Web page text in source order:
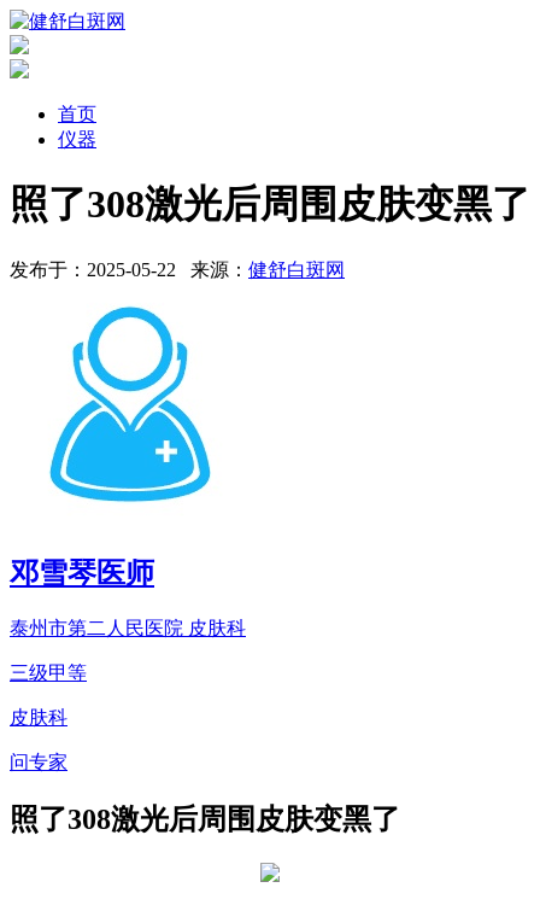
首页
仪器
照了308激光后周围皮肤变黑了
发布于：2025-05-22 来源： 健舒白斑网
邓雪琴医师
泰州市第二人民医院 皮肤科
三级甲等
皮肤科
问专家
照了308激光后周围皮肤变黑了